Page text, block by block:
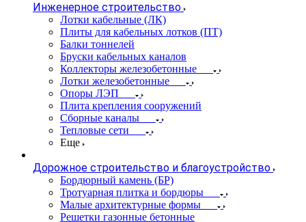
Инженерное строительство
Лотки кабельные (ЛК)
Плиты для кабельных лотков (ПТ)
Балки тоннелей
Бруски кабельных каналов
Коллекторы железобетонные
Лотки железобетонные
Опоры ЛЭП
Плита крепления сооружений
Сборные каналы
Тепловые сети
Еще
Дорожное строительство и благоустройство
Бордюрный камень (БР)
Тротуарная плитка и бордюры
Малые архитектурные формы
Решетки газонные бетонные